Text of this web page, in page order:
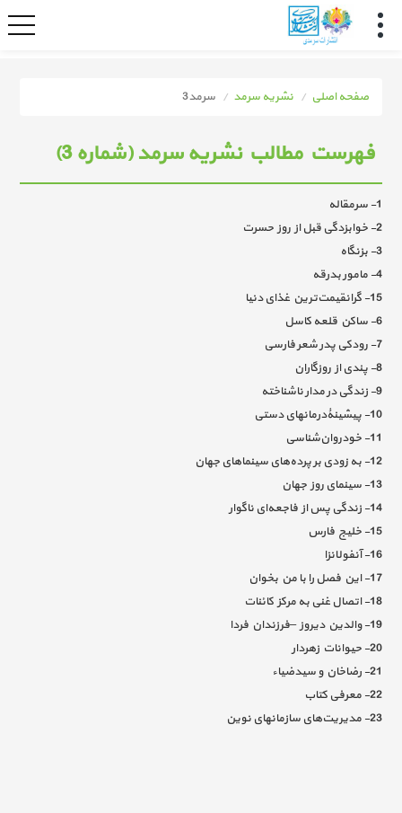
صفحه اصلی نشریه سرمد سرمد3
فهرست مطالب نشریه سرمد (شماره 3)
1- سرمقاله
2- خوابزدگی قبل از روز حسرت
3- بزنگاه
4- مامور بدرقه
15- گرانقیمت‌ترین غذای دنیا
6- ساکن قلعه کاسل
7- رودکی پدر شعر فارسی
8- پندی از روزگاران
9- زندگی در مدار ناشناخته
10- پیشینۀدرمانهای دستی
11- خودروان‌شناسی
12- به زودی بر پرده‌های سینماهای جهان
13- سینمای روز جهان
14- زندگی پس از فاجعه‌ای ناگوار
15- خلیج فارس
16- آنفولانزا
17- این فصل را با من بخوان
18- اتصال غنی به مرکز کائنات
19- والدین دیروز –فرزندان فردا
20- حیوانات زهردار
21- رضاخان و سید‌ضیاء
22- معرفی کتاب
23- مدیریت‌های سازمانهای نوین